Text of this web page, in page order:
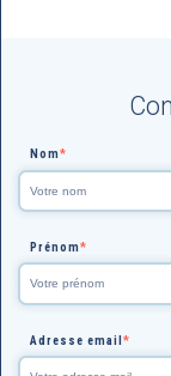
Nom*
Prénom*
Adresse email*